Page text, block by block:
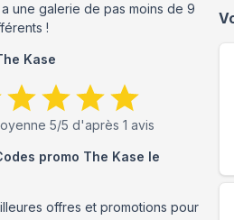
une galerie de pas moins de 9
!
Kase
5/5 d'après1 avis
promo The Kase le
offres et promotions pour